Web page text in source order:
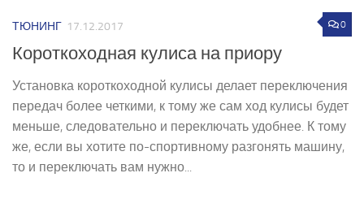
0
ТЮНИНГ 17.12.2017
Короткоходная кулиса на приору
Установка короткоходной кулисы делает переключения
передач более четкими, к тому же сам ход кулисы будет
меньше, следовательно и переключать удобнее. К тому
же, если вы хотите по-спортивному разгонять машину,
то и переключать вам нужно...